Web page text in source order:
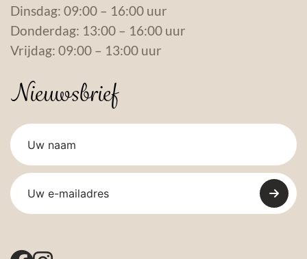
Dinsdag: 09:00 – 16:00 uur
Donderdag: 13:00 – 16:00 uur
Vrijdag: 09:00 – 13:00 uur
Nieuwsbrief